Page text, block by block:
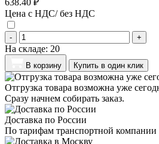
Цена с НДС/ без НДС
- +
На складе: 20
В корзину Купить в один клик
Отгрузка товара возможна уже
Сразу начнем собирать заказ.
Доставка по России
По тарифам транспортной компании